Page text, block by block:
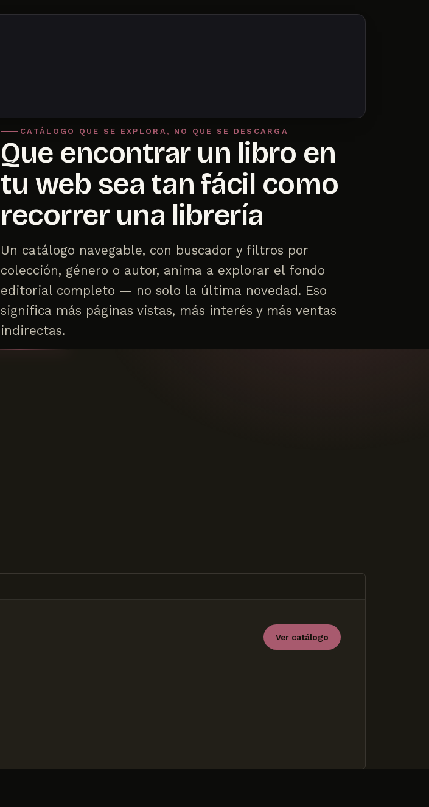
CATÁLOGO QUE SE EXPLORA, NO QUE SE DESCARGA
Que encontrar un libro en
tu web sea tan fácil como
recorrer una librería
Un catálogo navegable, con buscador y filtros por
colección, género o autor, anima a explorar el fondo
editorial completo — no solo la última novedad. Eso
significa más páginas vistas, más interés y más ventas
indirectas.
Ver catálogo